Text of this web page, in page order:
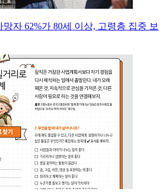
망자 62%가 80세 이상, 고령층 집중 보